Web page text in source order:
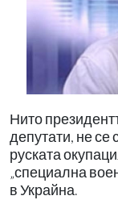
Нито
депутати, не се
руската
„специална
в Украйна.